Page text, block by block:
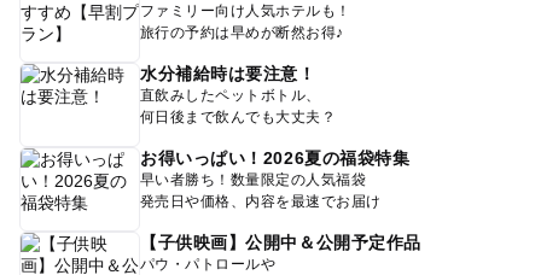
ファミリー向け人気ホテルも！
旅行の予約は早めが断然お得♪
水分補給時は要注意！
直飲みしたペットボトル、
何日後まで飲んでも大丈夫？
お得いっぱい！2026夏の福袋特集
早い者勝ち！数量限定の人気福袋
発売日や価格、内容を最速でお届け
【子供映画】公開中＆公開予定作品
パウ・パトロールや